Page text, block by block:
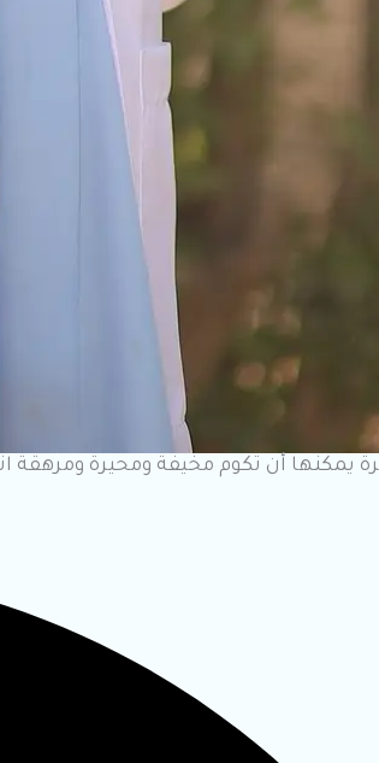
يمكنها أن تكوم مخيفة ومحيرة ومرهقة